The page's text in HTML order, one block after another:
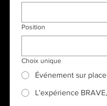
Position
Choix unique
Événement sur place
L'expérience